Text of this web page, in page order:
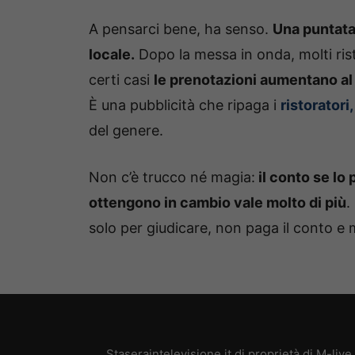
A pensarci bene, ha senso. Una
locale. Dopo la messa in onda, molti
certi casi le prenotazioni aumentano
È una pubblicità che ripaga i ristoratori,
del genere.
Non c’è trucco né magia: il conto se lo
ottengono in cambio vale molto di più.
solo per giudicare, non paga il conto e